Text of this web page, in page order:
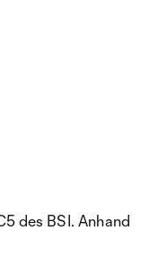
des BSI. Anhand